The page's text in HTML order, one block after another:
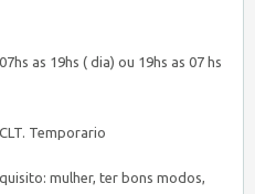
as 19hs ( dia) ou 19hs as 07 hs
Temporario
mulher, ter bons modos,